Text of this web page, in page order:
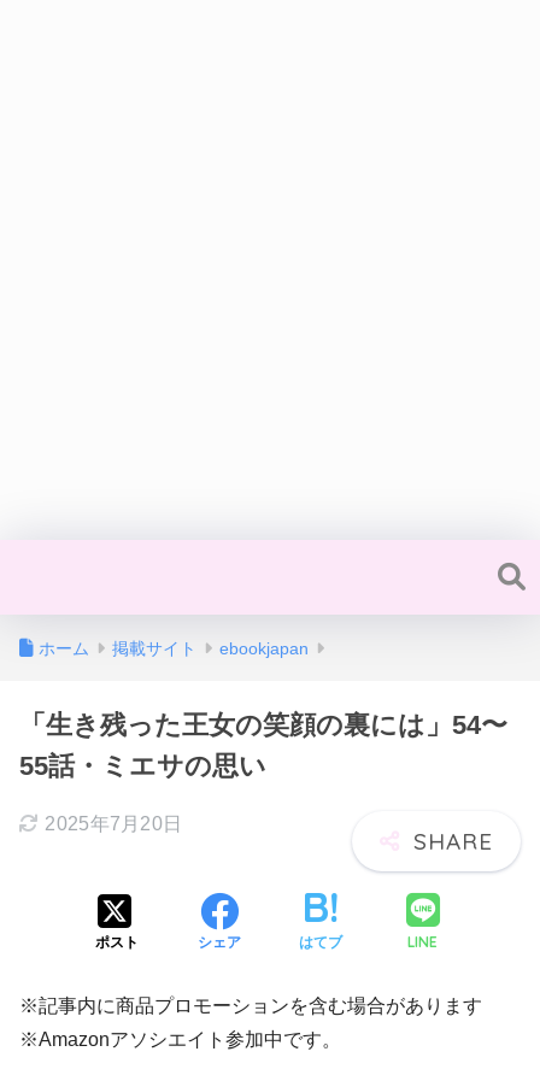
ホーム 掲載サイト ebookjapan
「生き残った王女の笑顔の裏には」54〜
55話・ミエサの思い
2025年7月20日
ポスト シェア はてブ LINE
※記事内に商品プロモーションを含む場合があります
※Amazonアソシエイト参加中です。